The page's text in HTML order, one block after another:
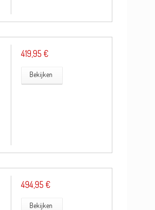
419,95 €
Bekijken
494,95 €
Bekijken